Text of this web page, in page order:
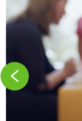
Zurückblättern